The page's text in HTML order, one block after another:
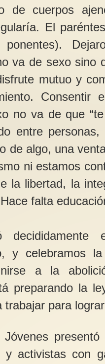
de cuerpos
El
va de sexo sino
mutuo y
Consentir
no va de que
entre
de algo, una
ni estamos
la libertad, la
falta
y celebramos
a la
preparando la
trabajar para
y activistas con